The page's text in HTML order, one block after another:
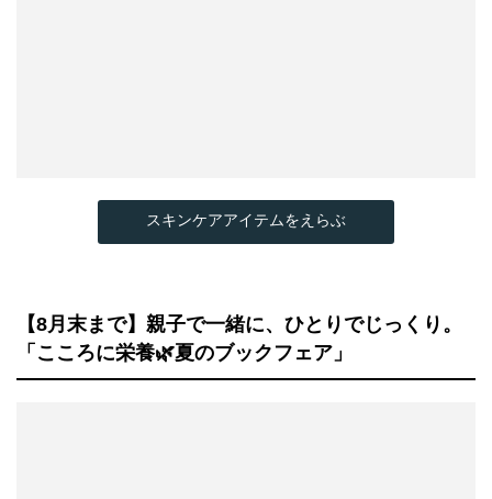
スキンケアアイテムをえらぶ
【8月末まで】親子で一緒に、ひとりでじっくり。
「こころに栄養🌿夏のブックフェア」